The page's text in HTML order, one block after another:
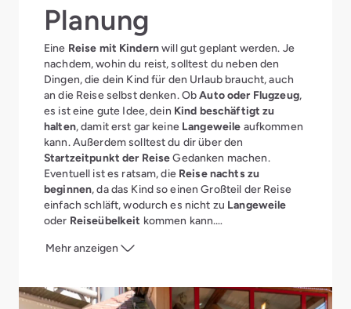
Planung
Eine Reise mit Kindernwill gut geplant werden. Je
nachdem, wohin du reist, solltest du neben den
Dingen, die dein Kind für den Urlaub braucht, auch
an die Reise selbst denken. ObAuto oder Flugzeug,
es ist eine gute Idee, dein Kind beschäftigt zu
halten, damit erst gar keine Langeweile aufkommen
kann. Außerdem solltest du dir über den
Startzeitpunkt der ReiseGedanken machen.
Eventuell ist es ratsam, die Reise nachts zu
beginnen, da das Kind so einen Großteil der Reise
einfach schläft, wodurch es nicht zu Langeweile
oder Reiseübelkeit kommen kann.
Die richtigen Spiele
und Flug
Mehr anzeigen